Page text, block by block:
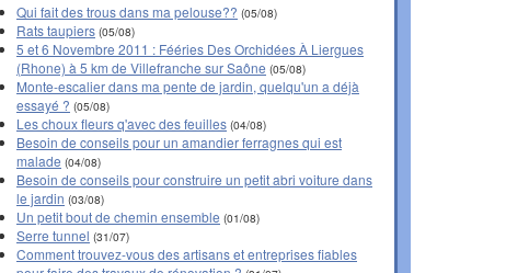
Qui fait des trous dans ma pelouse?? (05/08)
Rats taupiers (05/08)
5 et 6 Novembre 2011 : Fééries Des Orchidées À Liergues
(Rhone) à 5 km de Villefranche sur Saône (05/08)
Monte-escalier dans ma pente de jardin, quelqu'un a déjà
essayé ? (05/08)
Les choux fleurs q'avec des feuilles (04/08)
Besoin de conseils pour un amandier ferragnes qui est
malade (04/08)
Besoin de conseils pour construire un petit abri voiture dans
le jardin (03/08)
Un petit bout de chemin ensemble (01/08)
Serre tunnel (31/07)
Comment trouvez-vous des artisans et entreprises fiables